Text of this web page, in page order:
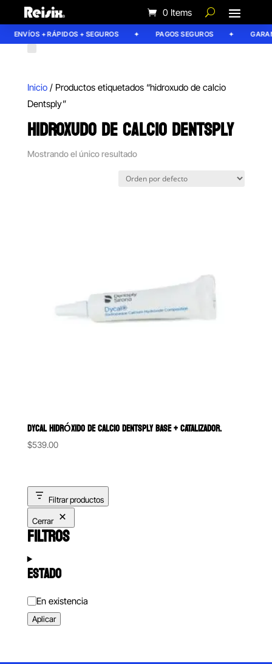
0 Items
ENVÍOS + RÁPIDOS + SEGUROS PAGOS SEGUROS
Inicio/ Productos etiquetados “hidroxudo de calcio
Dentsply”
HIDROXUDO DE CALCIO DENTSPLY
Mostrando el único resultado
DYCAL HIDRÓXIDO DE CALCIO DENTSPLY BASE + CATALIZADOR.
$539.00
Filtrar productos
Cerrar
FILTROS
ESTADO
Estado
En existencia
Aplicar